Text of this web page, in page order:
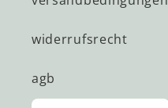
widerrufsrecht
agb